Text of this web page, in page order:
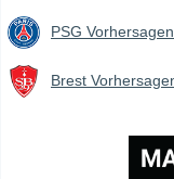
PSG
Brest